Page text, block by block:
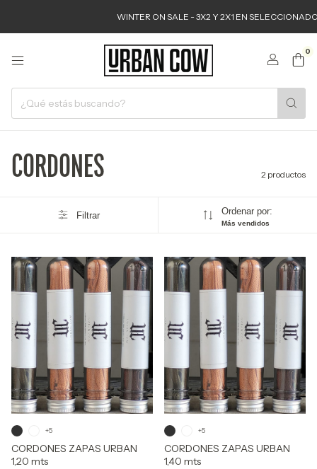
WINTER ON SALE - 3X2 Y 2X1 EN SELECCIONADOS
0
CORDONES 2 productos
Filtrar Ordenar por:
Más vendidos
1/6
CORDONES ZAPAS URBAN
1,20 mts
+5
1/6
CORDONES ZAPAS URBAN
1,40 mts
+5